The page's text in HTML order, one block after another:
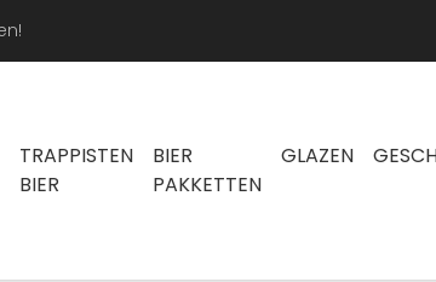
TRAPPISTEN
BIER
BIER
PAKKETTEN
GLAZEN